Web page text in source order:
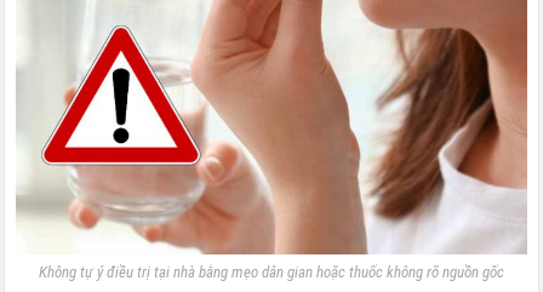
Không tự ý điều trị tại nhà bằng mẹo dân gian hoặc thuốc không rõ nguồn gốc